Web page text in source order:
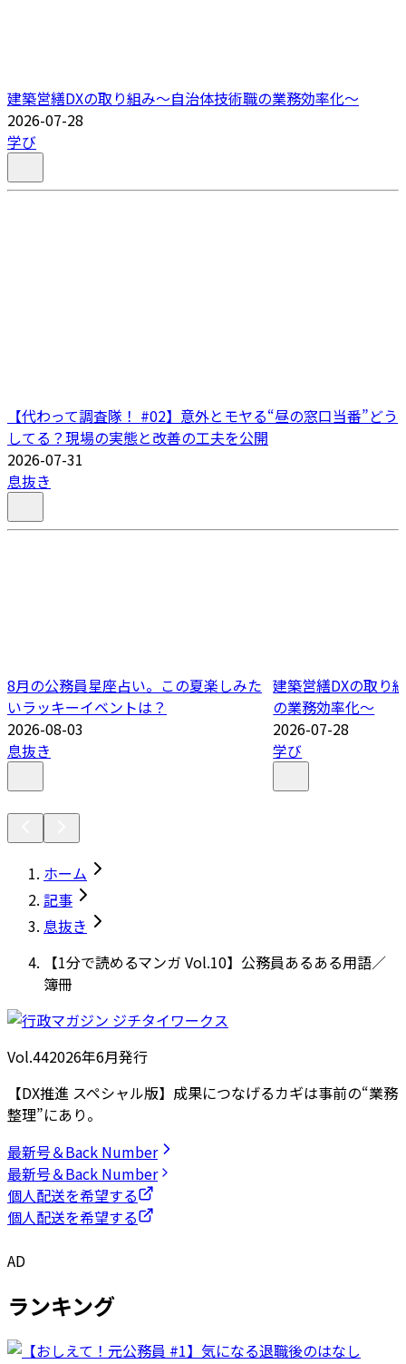
建築営繕DXの取り組み～自治体技術職の業務効率化～
2026-07-28
学び
【代わって調査隊！ #02】意外とモヤる“昼の窓口当番”どう
してる？現場の実態と改善の工夫を公開
2026-07-31
息抜き
8月の公務員星座占い。この夏楽しみた
いラッキーイベントは？
2026-08-03
息抜き
建築営繕DXの取り
の業務効率化～
2026-07-28
学び
ホーム
記事
息抜き
【1分で読めるマンガ Vol.10】公務員あるある用語／
簿冊
Vol.442026年6月発行
【DX推進 スペシャル版】成果につなげるカギは事前の“業務
整理”にあり。
最新号＆Back Number
最新号＆Back Number
個人配送を希望する
個人配送を希望する
AD
ランキング